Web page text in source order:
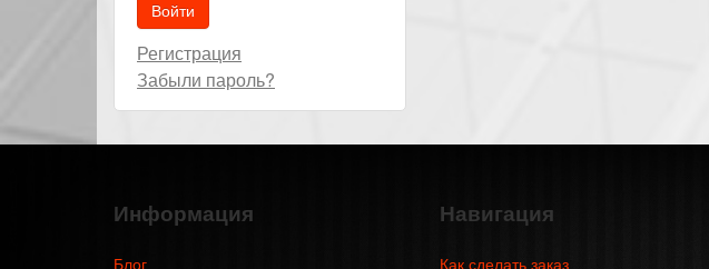
Регистрация
Забыли пароль?
Информация
Блог
Навигация
Как сделать заказ